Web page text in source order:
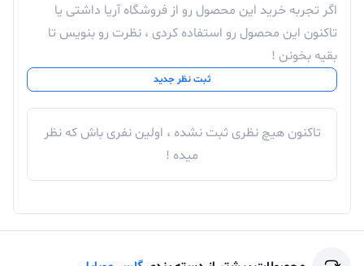
برای خریدمحافظ صفحه نمایش SUPER-D
یا سایر
محصولات از فروشگاه اینترنتی آریا با مشاورین فروش ما در
تماس باشید.
تجربه یه حس خوب از خرید ツ
اگر تجربه خرید این محصول رو از فروشگاه آریا داشتی یا
تاکنون این محصول رو استفاده کردی ، نظرت رو بنویس تا
بقیه بخونن !
ثبت نظر جدید
تاکنون هیچ نظری ثبت نشده ، اولین نفری باش که نظر
میده !